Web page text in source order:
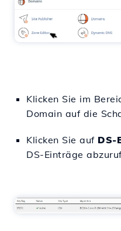
Klicken Sie im
Domain auf die
Klicken Sie auf DS-
DS-Einträge